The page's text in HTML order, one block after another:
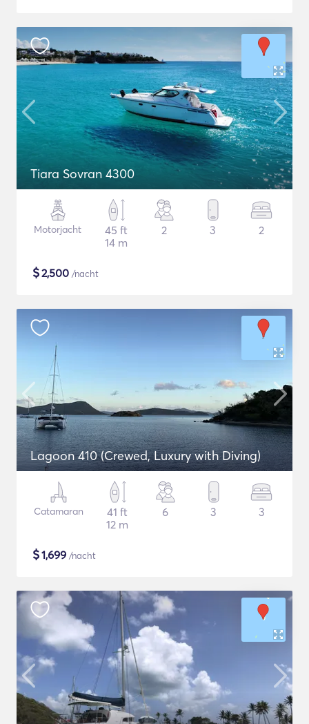
Tiara Sovran 4300
Motorjacht
45 ft
14 m
2 3 2
$2,500 /nacht
Lagoon 410 (Crewed, Luxury with Diving)
Catamaran
41 ft
12 m
6 3 3
$1,699 /nacht